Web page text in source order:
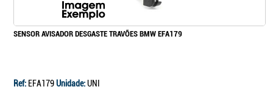
SENSOR AVISADOR DESGASTE TRAVÕES BMW EFA179
Ref: EFA179Unidade:UNI